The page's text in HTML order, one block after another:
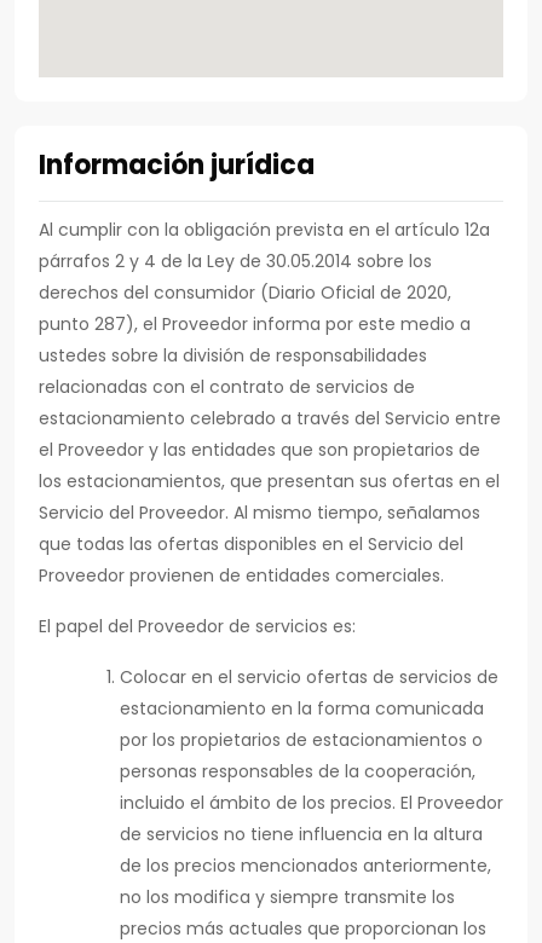
Información jurídica
Al cumplir con la obligación prevista en el artículo 12a
párrafos 2 y 4 de la Ley de 30.05.2014 sobre los
derechos del consumidor (Diario Oficial de 2020,
punto 287), el Proveedor informa por este medio a
ustedes sobre la división de responsabilidades
relacionadas con el contrato de servicios de
estacionamiento celebrado a través del Servicio entre
el Proveedor y las entidades que son propietarios de
los estacionamientos, que presentan sus ofertas en el
Servicio del Proveedor. Al mismo tiempo, señalamos
que todas las ofertas disponibles en el Servicio del
Proveedor provienen de entidades comerciales.
El papel del Proveedor de servicios es:
Colocar en el servicio ofertas de servicios de
estacionamiento en la forma comunicada
por los propietarios de estacionamientos o
personas responsables de la cooperación,
incluido el ámbito de los precios. El Proveedor
de servicios no tiene influencia en la altura
de los precios mencionados anteriormente,
no los modifica y siempre transmite los
precios más actuales que proporcionan los